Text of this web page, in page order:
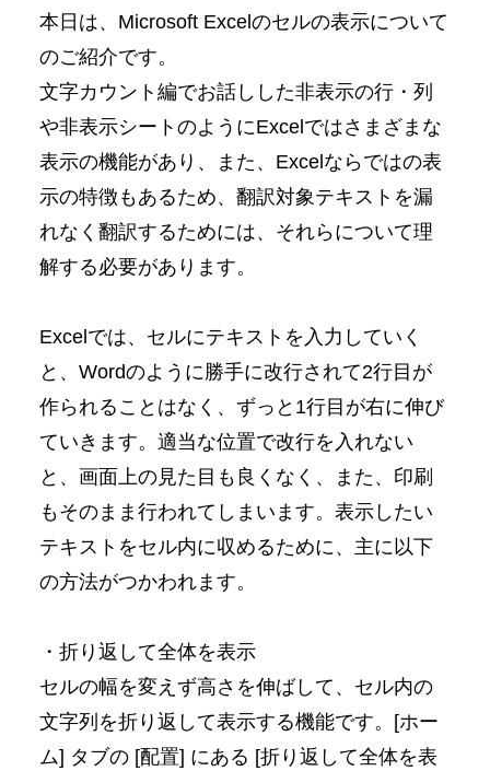
本日は、Microsoft Excelのセルの表示について
のご紹介です。
文字カウント編でお話しした非表示の行・列
や非表示シートのようにExcelではさまざまな
表示の機能があり、また、Excelならではの表
示の特徴もあるため、翻訳対象テキストを漏
れなく翻訳するためには、それらについて理
解する必要があります。
Excelでは、セルにテキストを入力していく
と、Wordのように勝手に改行されて2行目が
作られることはなく、ずっと1行目が右に伸び
ていきます。適当な位置で改行を入れない
と、画面上の見た目も良くなく、また、印刷
もそのまま行われてしまいます。表示したい
テキストをセル内に収めるために、主に以下
の方法がつかわれます。
・折り返して全体を表示
セルの幅を変えず高さを伸ばして、セル内の
文字列を折り返して表示する機能です。[ホー
ム] タブの [配置] にある [折り返して全体を表